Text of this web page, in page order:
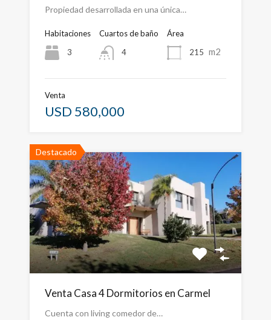
Propiedad desarrollada en una única…
Habitaciones
3
Cuartos de baño
4
Área
215 m2
Venta
USD 580,000
Destacado
Venta Casa 4 Dormitorios en Carmel
Cuenta con living comedor de…